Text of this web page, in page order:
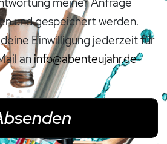
und gespeichert werden.
Einwilligung jederzeit für
aninfo@abenteujahr.de